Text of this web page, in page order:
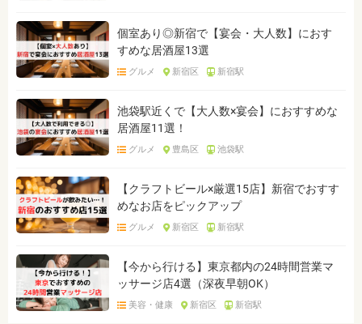
個室あり◎新宿で【宴会・大人数】におす
すめな居酒屋13選
グルメ 新宿区 新宿駅
池袋駅近くで【大人数×宴会】におすすめな
居酒屋11選！
グルメ 豊島区 池袋駅
【クラフトビール×厳選15店】新宿でおすす
めなお店をピックアップ
グルメ 新宿区 新宿駅
【今から行ける】東京都内の24時間営業マ
ッサージ店4選（深夜早朝OK）
美容・健康 新宿区 新宿駅